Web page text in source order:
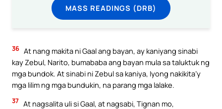
MASS READINGS (DRB)
36 At nang makita ni Gaal ang bayan, ay kaniyang sinabi
kay Zebul, Narito, bumababa ang bayan mula sa taluktuk ng
mga bundok. At sinabi ni Zebul sa kaniya, Iyong nakikita’y
mga lilim ng mga bundukin, na parang mga lalake.
37 At nagsalita uli si Gaal, at nagsabi, Tignan mo,